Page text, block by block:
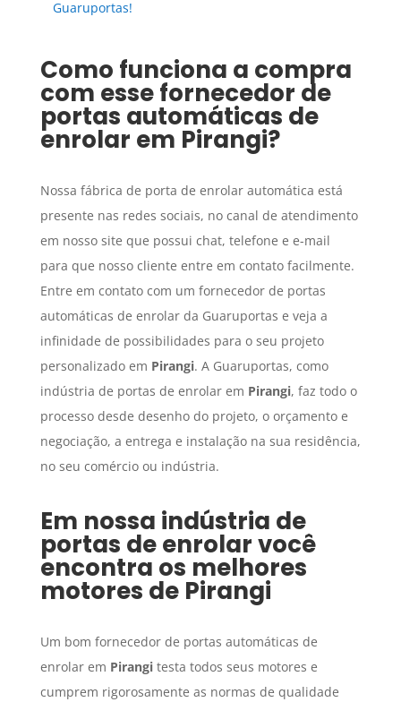
Guaruportas!
Como funciona a compra
com esse fornecedor de
portas automáticas de
enrolar em Pirangi?
Nossa fábrica de porta de enrolar automática está
presente nas redes sociais, no canal de atendimento
em nosso site que possui chat, telefone e e-mail
para que nosso cliente entre em contato facilmente.
Entre em contato com um fornecedor de portas
automáticas de enrolar da Guaruportas e veja a
infinidade de possibilidades para o seu projeto
personalizado em Pirangi. A Guaruportas, como
indústria de portas de enrolar em Pirangi, faz todo o
processo desde desenho do projeto, o orçamento e
negociação, a entrega e instalação na sua residência,
no seu comércio ou indústria.
Em nossa indústria de
portas de enrolar você
encontra os melhores
motores de Pirangi
Um bom fornecedor de portas automáticas de
enrolar em Pirangitesta todos seus motores e
cumprem rigorosamente as normas de qualidade